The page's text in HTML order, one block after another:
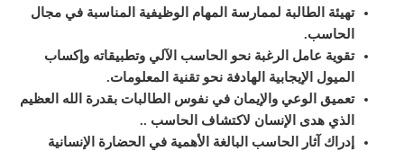
تهيئة الطالبة لممارسة المهام الوظيفية المناسبة في مجال
الحاسب.
تقوية عامل الرغبة نحو الحاسب الآلي وتطبيقاته وإكساب
الميول الإيجابية الهادفة نحو تقنية المعلومات.
تعميق الوعي والإيمان في نفوس الطالبات بقدرة الله العظيم
الذي هدى الإنسان لاكتشاف الحاسب ..
إدراك آثار الحاسب البالغة الأهمية في الحضارة الإنسانية